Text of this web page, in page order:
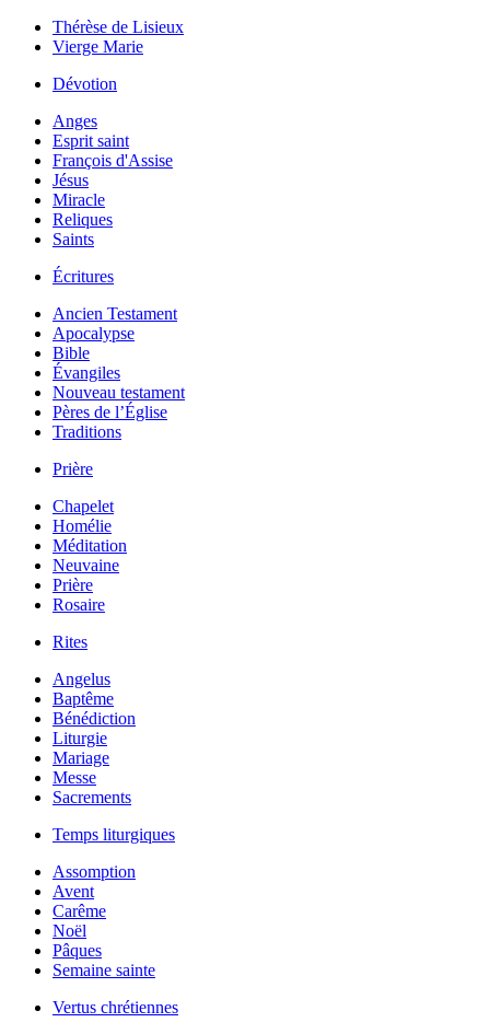
Thérèse de Lisieux
Vierge Marie
Dévotion
Anges
Esprit saint
François d'Assise
Jésus
Miracle
Reliques
Saints
Écritures
Ancien Testament
Apocalypse
Bible
Évangiles
Nouveau testament
Pères de l’Église
Traditions
Prière
Chapelet
Homélie
Méditation
Neuvaine
Prière
Rosaire
Rites
Angelus
Baptême
Bénédiction
Liturgie
Mariage
Messe
Sacrements
Temps liturgiques
Assomption
Avent
Carême
Noël
Pâques
Semaine sainte
Vertus chrétiennes